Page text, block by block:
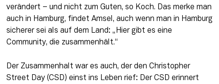
verändert – und nicht zum Guten, so Koch. Das merke man
auch in Hamburg, findet Amsel, auch wenn man in Hamburg
sicherer sei als auf dem Land: „Hier gibt es eine
Community, die zusammenhält.“
Der Zusammenhalt war es auch, der den Christopher
Street Day (CSD) einst ins Leben rief: Der CSD erinnert